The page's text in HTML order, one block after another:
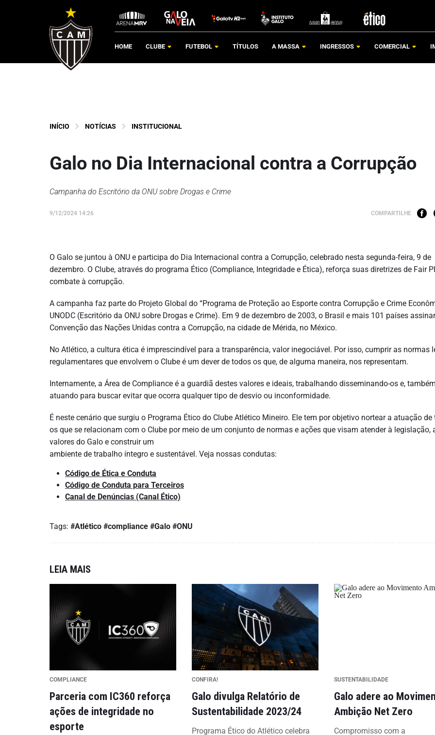
HOME CLUBE FUTEBOL TÍTULOS A MASSA INGRESSOS COMERCIAL
INÍCIO NOTÍCIAS INSTITUCIONAL
Galo no Dia Internacional contra a Corrupção
Campanha do Escritório da ONU sobre Drogas e Crime
9/12/2024 14:26 COMPARTILHE
O Galo se juntou à ONU e participa do Dia Internacional contra a Corrupção, celebrado nesta segunda-feira, 9 de
dezembro. O Clube, através do programa Ético (Compliance, Integridade e Ética), reforça suas diretrizes de Fair
combate à corrupção.
A campanha faz parte do Projeto Global do “Programa de Proteção ao Esporte contra Corrupção e Crime
UNODC (Escritório da ONU sobre Drogas e Crime). Em 9 de dezembro de 2003, o Brasil e mais 101 países
Convenção das Nações Unidas contra a Corrupção, na cidade de Mérida, no México.
No Atlético, a cultura ética é imprescindível para a transparência, valor inegociável. Por isso, cumprir as normas
regulamentares que envolvem o Clube é um dever de todos os que, de alguma maneira, nos representam.
Internamente, a Área de Compliance é a guardiã destes valores e ideais, trabalhando disseminando-os e,
atuando para buscar evitar que ocorra qualquer tipo de desvio ou inconformidade.
É neste cenário que surgiu o Programa Ético do Clube Atlético Mineiro. Ele tem por objetivo nortear a atuação de
os que se relacionam com o Clube por meio de um conjunto de normas e ações que visam atender à legislação,
valores do Galo e construir um
ambiente de trabalho íntegro e sustentável. Veja nossas condutas:
Código de Ética e Conduta
Código de Conduta para Terceiros
Canal de Denúncias (Canal Ético)
Tags: #Atlético #compliance #Galo #ONU
LEIA MAIS
COMPLIANCE
Parceria com IC360 reforça
ações de integridade no
esporte
CONFIRA!
Galo divulga Relatório de
Sustentabilidade 2023/24
Programa Ético do Atlético celebra
SUSTENTABILIDADE
Galo adere ao
Ambição Net Zero
Compromisso com a